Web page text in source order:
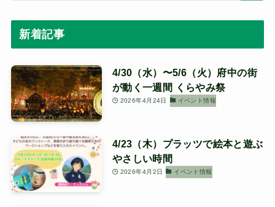
新着記事
4/30（水）〜5/6（火）府中の街
が動く一週間 くらやみ祭
2026年4月24日 イベント情報
4/23（木）プラッツで絵本と遊ぶ
やさしい時間
2026年4月2日 イベント情報